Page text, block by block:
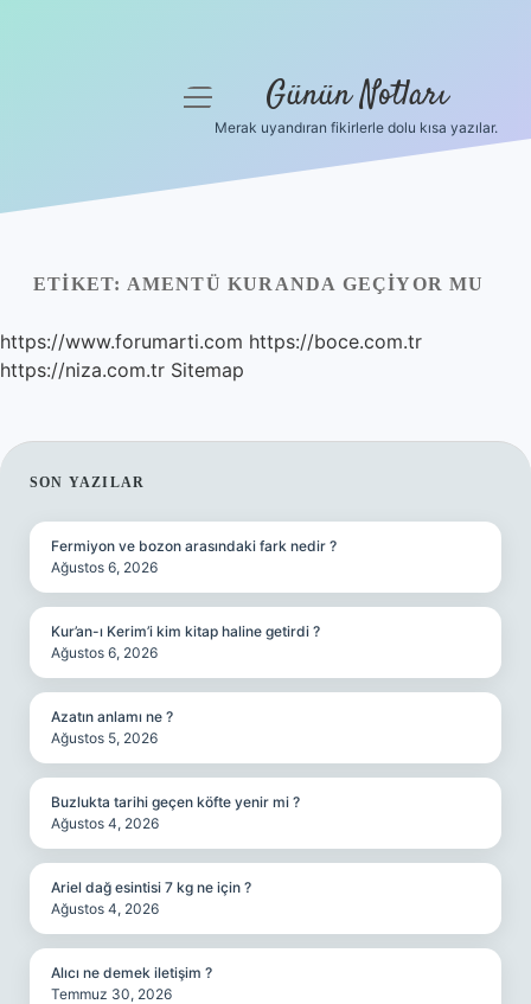
Yasal Uyarı
Hakkımızda
menüyü
Günün Notları
Merak uyandıran fikirlerle dolu kısa yazılar.
ETIKET: AMENTÜ KURANDA GEÇIYOR MU
https://www.forumarti.com https://boce.com.tr
https://niza.com.tr Sitemap
SIDEBAR
SON YAZILAR
Fermiyon ve bozon arasındaki fark nedir ?
Ağustos 6, 2026
Kur’an-ı Kerim’i kim kitap haline getirdi ?
Ağustos 6, 2026
Azatın anlamı ne ?
Ağustos 5, 2026
Buzlukta tarihi geçen köfte yenir mi ?
Ağustos 4, 2026
Ariel dağ esintisi 7 kg ne için ?
Ağustos 4, 2026
Alıcı ne demek iletişim ?
Temmuz 30, 2026